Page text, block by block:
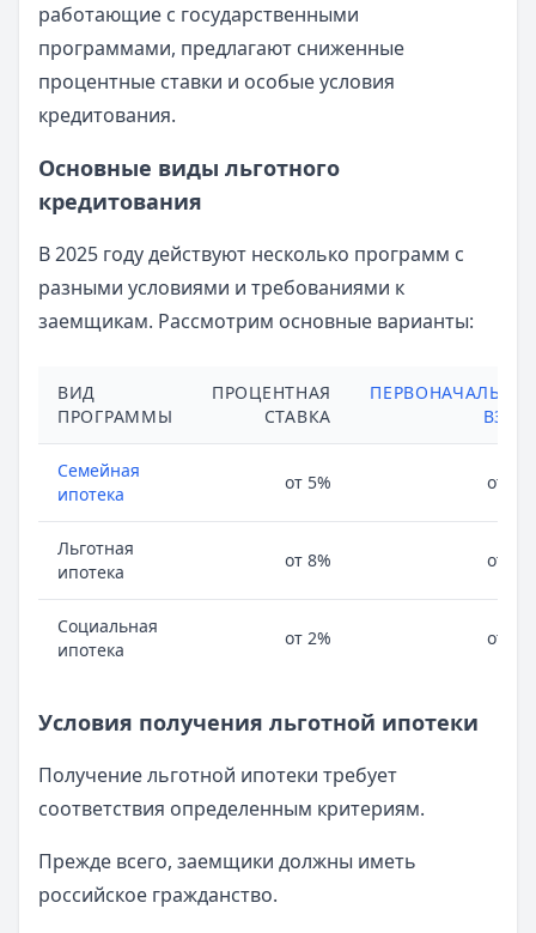
работающие с государственными
программами, предлагают сниженные
процентные ставки и особые условия
кредитования.
Основные виды льготного
кредитования
В 2025 году действуют несколько программ с
разными условиями и требованиями к
заемщикам. Рассмотрим основные варианты:
ВИД
ПРОГРАММЫ
ПРОЦЕНТНАЯ
СТАВКА
Семейная
ипотека
от 5% от
Льготная
ипотека
от 8% от
Социальная
ипотека
от 2% от
Условия получения льготной ипотеки
Получение льготной ипотеки требует
соответствия определенным критериям.
Прежде всего, заемщики должны иметь
российское гражданство.